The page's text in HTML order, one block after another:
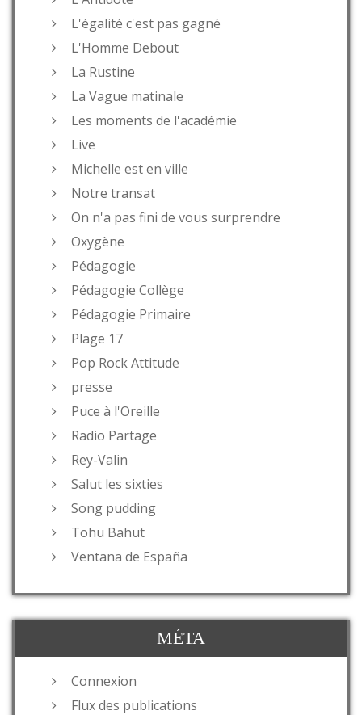
L'égalité c'est pas gagné
L'Homme Debout
La Rustine
La Vague matinale
Les moments de l'académie
Live
Michelle est en ville
Notre transat
On n'a pas fini de vous surprendre
Oxygène
Pédagogie
Pédagogie Collège
Pédagogie Primaire
Plage 17
Pop Rock Attitude
presse
Puce à l'Oreille
Radio Partage
Rey-Valin
Salut les sixties
Song pudding
Tohu Bahut
Ventana de España
MÉTA
Connexion
Flux des publications